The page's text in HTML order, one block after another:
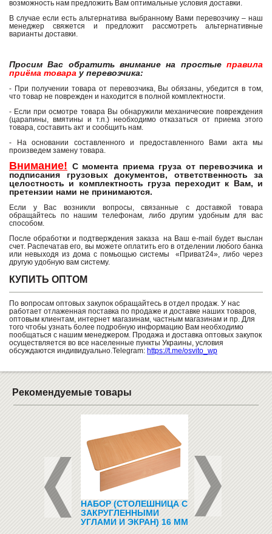
возможность нам предложить Вам оптимальные условия доставки.
В случае если есть альтернатива выбранному Вами перевозчику – наш
менеджер свяжется и предложит рассмотреть альтернативные
варианты доставки.
Просим Вас обратить внимание на простые правила
приёма товара у перевозчика:
- При получении товара от перевозчика, Вы обязаны, убедится в том,
что товар не поврежден и находится в полной комплектности.
- Если при осмотре товара Вы обнаружили механические повреждения
(царапины, вмятины и т.п.) необходимо отказаться от приема этого
товара, составить акт и сообщить нам.
- На основании составленного и предоставленного Вами акта мы
произведем замену товара.
Внимание! С момента приема груза от перевозчика и
подписания грузовых документов, ответственность за
целостность и комплектность груза переходит к Вам, и
претензии нами не принимаются.
Если у Вас возникли вопросы, связанные с доставкой товара
обращайтесь по нашим телефонам, либо другим удобным для вас
способом.
После обработки и подтверждения заказа на Ваш e-mail будет выслан
счет. Распечатав его, вы можете оплатить его в отделении любого банка
или невыходя из дома с помьощью системы «Приват24», либо через
другую удобную вам систему.
КУПИТЬ ОПТОМ
По вопросам оптовых закупок обращайтесь в отдел продаж. У нас
работает отлаженная поставка по продаже и доставке наших товаров,
оптовым клиентам, интернет магазинам, частным магазинам и пр. Для
того чтобы узнать более подробную информацию Вам необходимо
пообщаться с нашим менеджером. Продажа и доставка оптовых закупок
осуществляется во все населенные пункты Украины, условия
обсуждаются индивидуально.Telegram: https://t.me/osvito_wp
Рекомендуемые товары
ДЕТСКИЕ,
КРЕСЛА
НАБОР (СТОЛЕШНИЦА С
ЗАКРУГЛЕННЫМИ
УГЛАМИ И ЭКРАН) 16 ММ
МАГНИТНЫЙ
КАЛЕНДАРЬ